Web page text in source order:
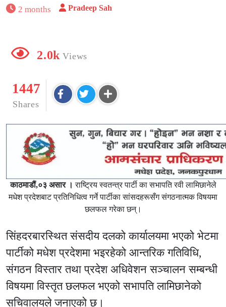
2 months Pradeep Sah
2.0k Views
1447
Shares
काठमाडौं,०३ असार । राष्ट्रिय स्वतन्त्र पार्टी का सभापति रवीलामिछानेले
मधेश प्रदेशबाट प्रतिनिधित्व गर्ने पार्टीका सांसदहरूसँग संगठनात्मक विषयमा
छलफल गरेका छन्।
सिंहदरबारस्थित संसदीय दलको कार्यालयमा भएको भेटमा
पार्टीको मधेश प्रदेशमा भइरहेको आन्तरिक गतिविधि,
संगठन विस्तार तथा प्रदेश अधिवेशन सञ्चालन सम्बन्धी
विषयमा विस्तृत छलफल भएको सभापति लामिछानेको
सचिवालयले जनाएको छ।